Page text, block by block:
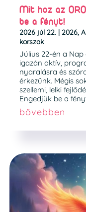
Mit hoz az
be a fényt!
2026 júl 22. | 2026,
korszak
Július 22-én a
igazán aktív,
nyaralásra és
érkezünk. Mégis
szellemi, lelki
Engedjük be a
bővebben